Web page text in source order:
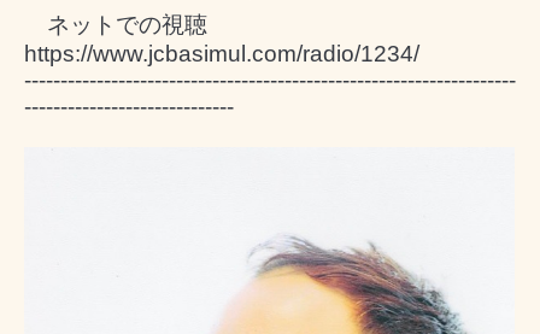
ネットでの視聴
https://www.jcbasimul.com/radio/1234/
--------------------------------------------------------------------
-----------------------------